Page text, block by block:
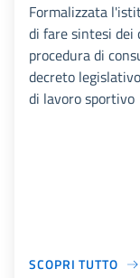
Formalizzata
di fare sintesi
procedura di
decreto
di lavoro sportivo
SCOPRI TUTTO